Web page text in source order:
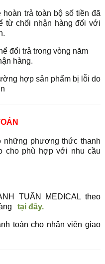
hoàn trả toàn bộ số tiền đã
từ chối nhận hàng đối với
đổi trả trong vòng năm
hàng.
hợp sản phẩm bị lỗi do
những phương thức thanh
cho phù hợp với nhu cầu
TUẤN MEDICAL theo
tại đây.
toán cho nhân viên giao